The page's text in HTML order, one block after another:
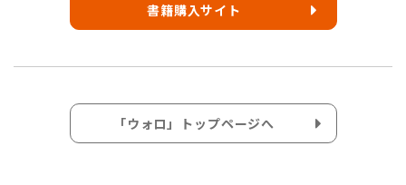
書籍購入サイト
「ウォロ」トップページへ